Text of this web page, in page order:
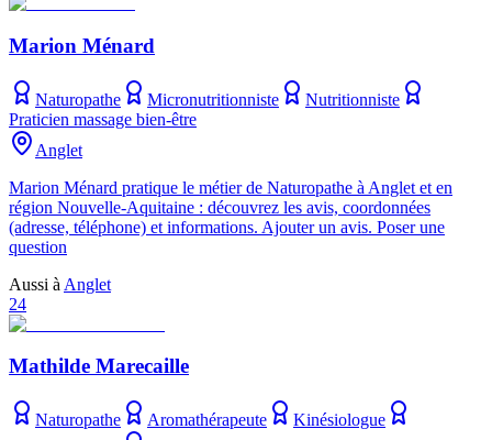
Marion Ménard
Naturopathe Micronutritionniste
Nutritionniste
Praticien massage bien-être
Anglet
Marion Ménard pratique le métier de Naturopathe à Anglet et en
région Nouvelle-Aquitaine : découvrez les avis, coordonnées
(adresse, téléphone) et informations. Ajouter un avis. Poser une
question
Aussi à Anglet
24
Mathilde Marecaille
Naturopathe Aromathérapeute
Kinésiologue